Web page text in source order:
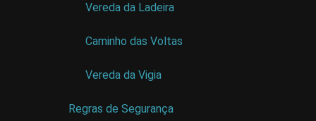
Vereda da Ladeira
Caminho das Voltas
Vereda da Vigia
Regras de Segurança